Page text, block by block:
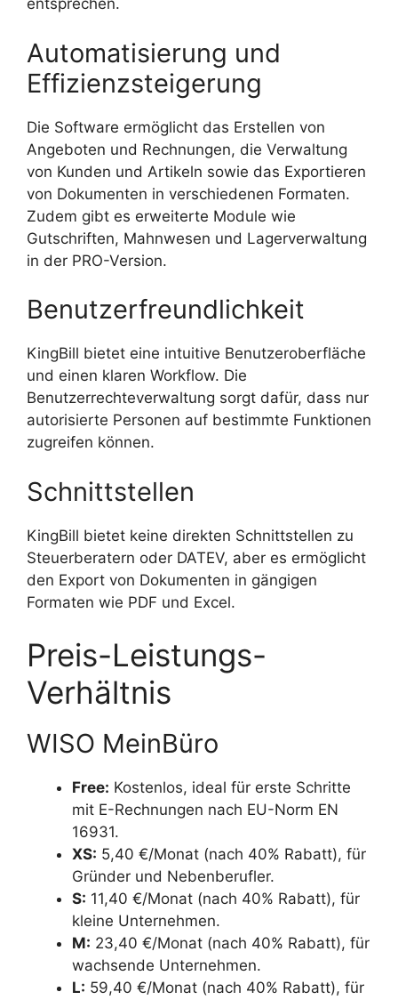
entsprechen.
Automatisierung und
Effizienzsteigerung
Die Software ermöglicht das Erstellen von
Angeboten und Rechnungen, die Verwaltung
von Kunden und Artikeln sowie das Exportieren
von Dokumenten in verschiedenen Formaten.
Zudem gibt es erweiterte Module wie
Gutschriften, Mahnwesen und Lagerverwaltung
in der PRO-Version.
Benutzerfreundlichkeit
KingBill bietet eine intuitive Benutzeroberfläche
und einen klaren Workflow. Die
Benutzerrechteverwaltung sorgt dafür, dass nur
autorisierte Personen auf bestimmte Funktionen
zugreifen können.
Schnittstellen
KingBill bietet keine direkten Schnittstellen zu
Steuerberatern oder DATEV, aber es ermöglicht
den Export von Dokumenten in gängigen
Formaten wie PDF und Excel.
Preis-Leistungs-
Verhältnis
WISO MeinBüro
Free: Kostenlos, ideal für erste Schritte
mit E-Rechnungen nach EU-Norm EN
16931.
XS: 5,40 €/Monat (nach 40% Rabatt), für
Gründer und Nebenberufler.
S: 11,40 €/Monat (nach 40% Rabatt), für
kleine Unternehmen.
M: 23,40 €/Monat (nach 40% Rabatt), für
wachsende Unternehmen.
L: 59,40 €/Monat (nach 40% Rabatt), für